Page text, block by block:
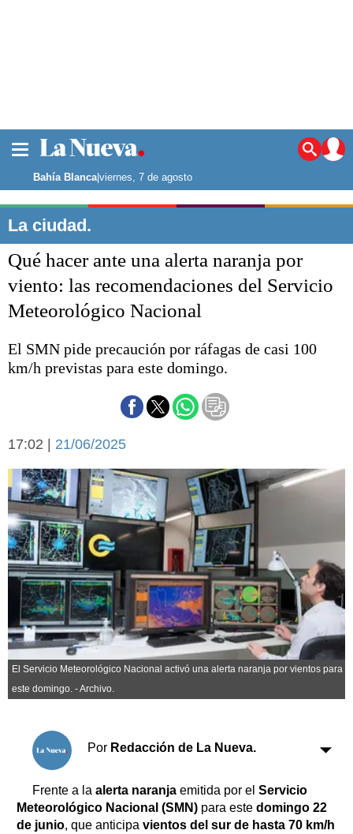
Noticias
La ciudad
Punta Alta
El mundo
Seguridad
Escenario Olímpico
Liga del Sur
Básquetbol
Federal A
Economía y campo
Economía y finanzas
Con el campo
Espacio empresas
Sociedad y tiempo
libre
Sociedad
Tecnología
Turismo
Salud
Es viral
El tiempo
Cartón Lleno
Fúnebres
Horóscopo
Suplementos
Servicios
Transportes
Loterías
Bahía Blanca|viernes, 7 de agosto
La ciudad.
Qué hacer ante una alerta naranja por
viento: las recomendaciones del Servicio
Meteorológico Nacional
El SMN pide precaución por ráfagas de casi 100
km/h previstas para este domingo.
17:02 | 21/06/2025
El Servicio Meteorológico Nacional activó una alerta naranja por vientos para
este domingo. - Archivo.
Por Redacción de La Nueva.
Frente a la alerta naranja emitida por el Servicio
Meteorológico Nacional (SMN) para este domingo 22
de junio, que anticipa vientos del sur de hasta 70 km/h